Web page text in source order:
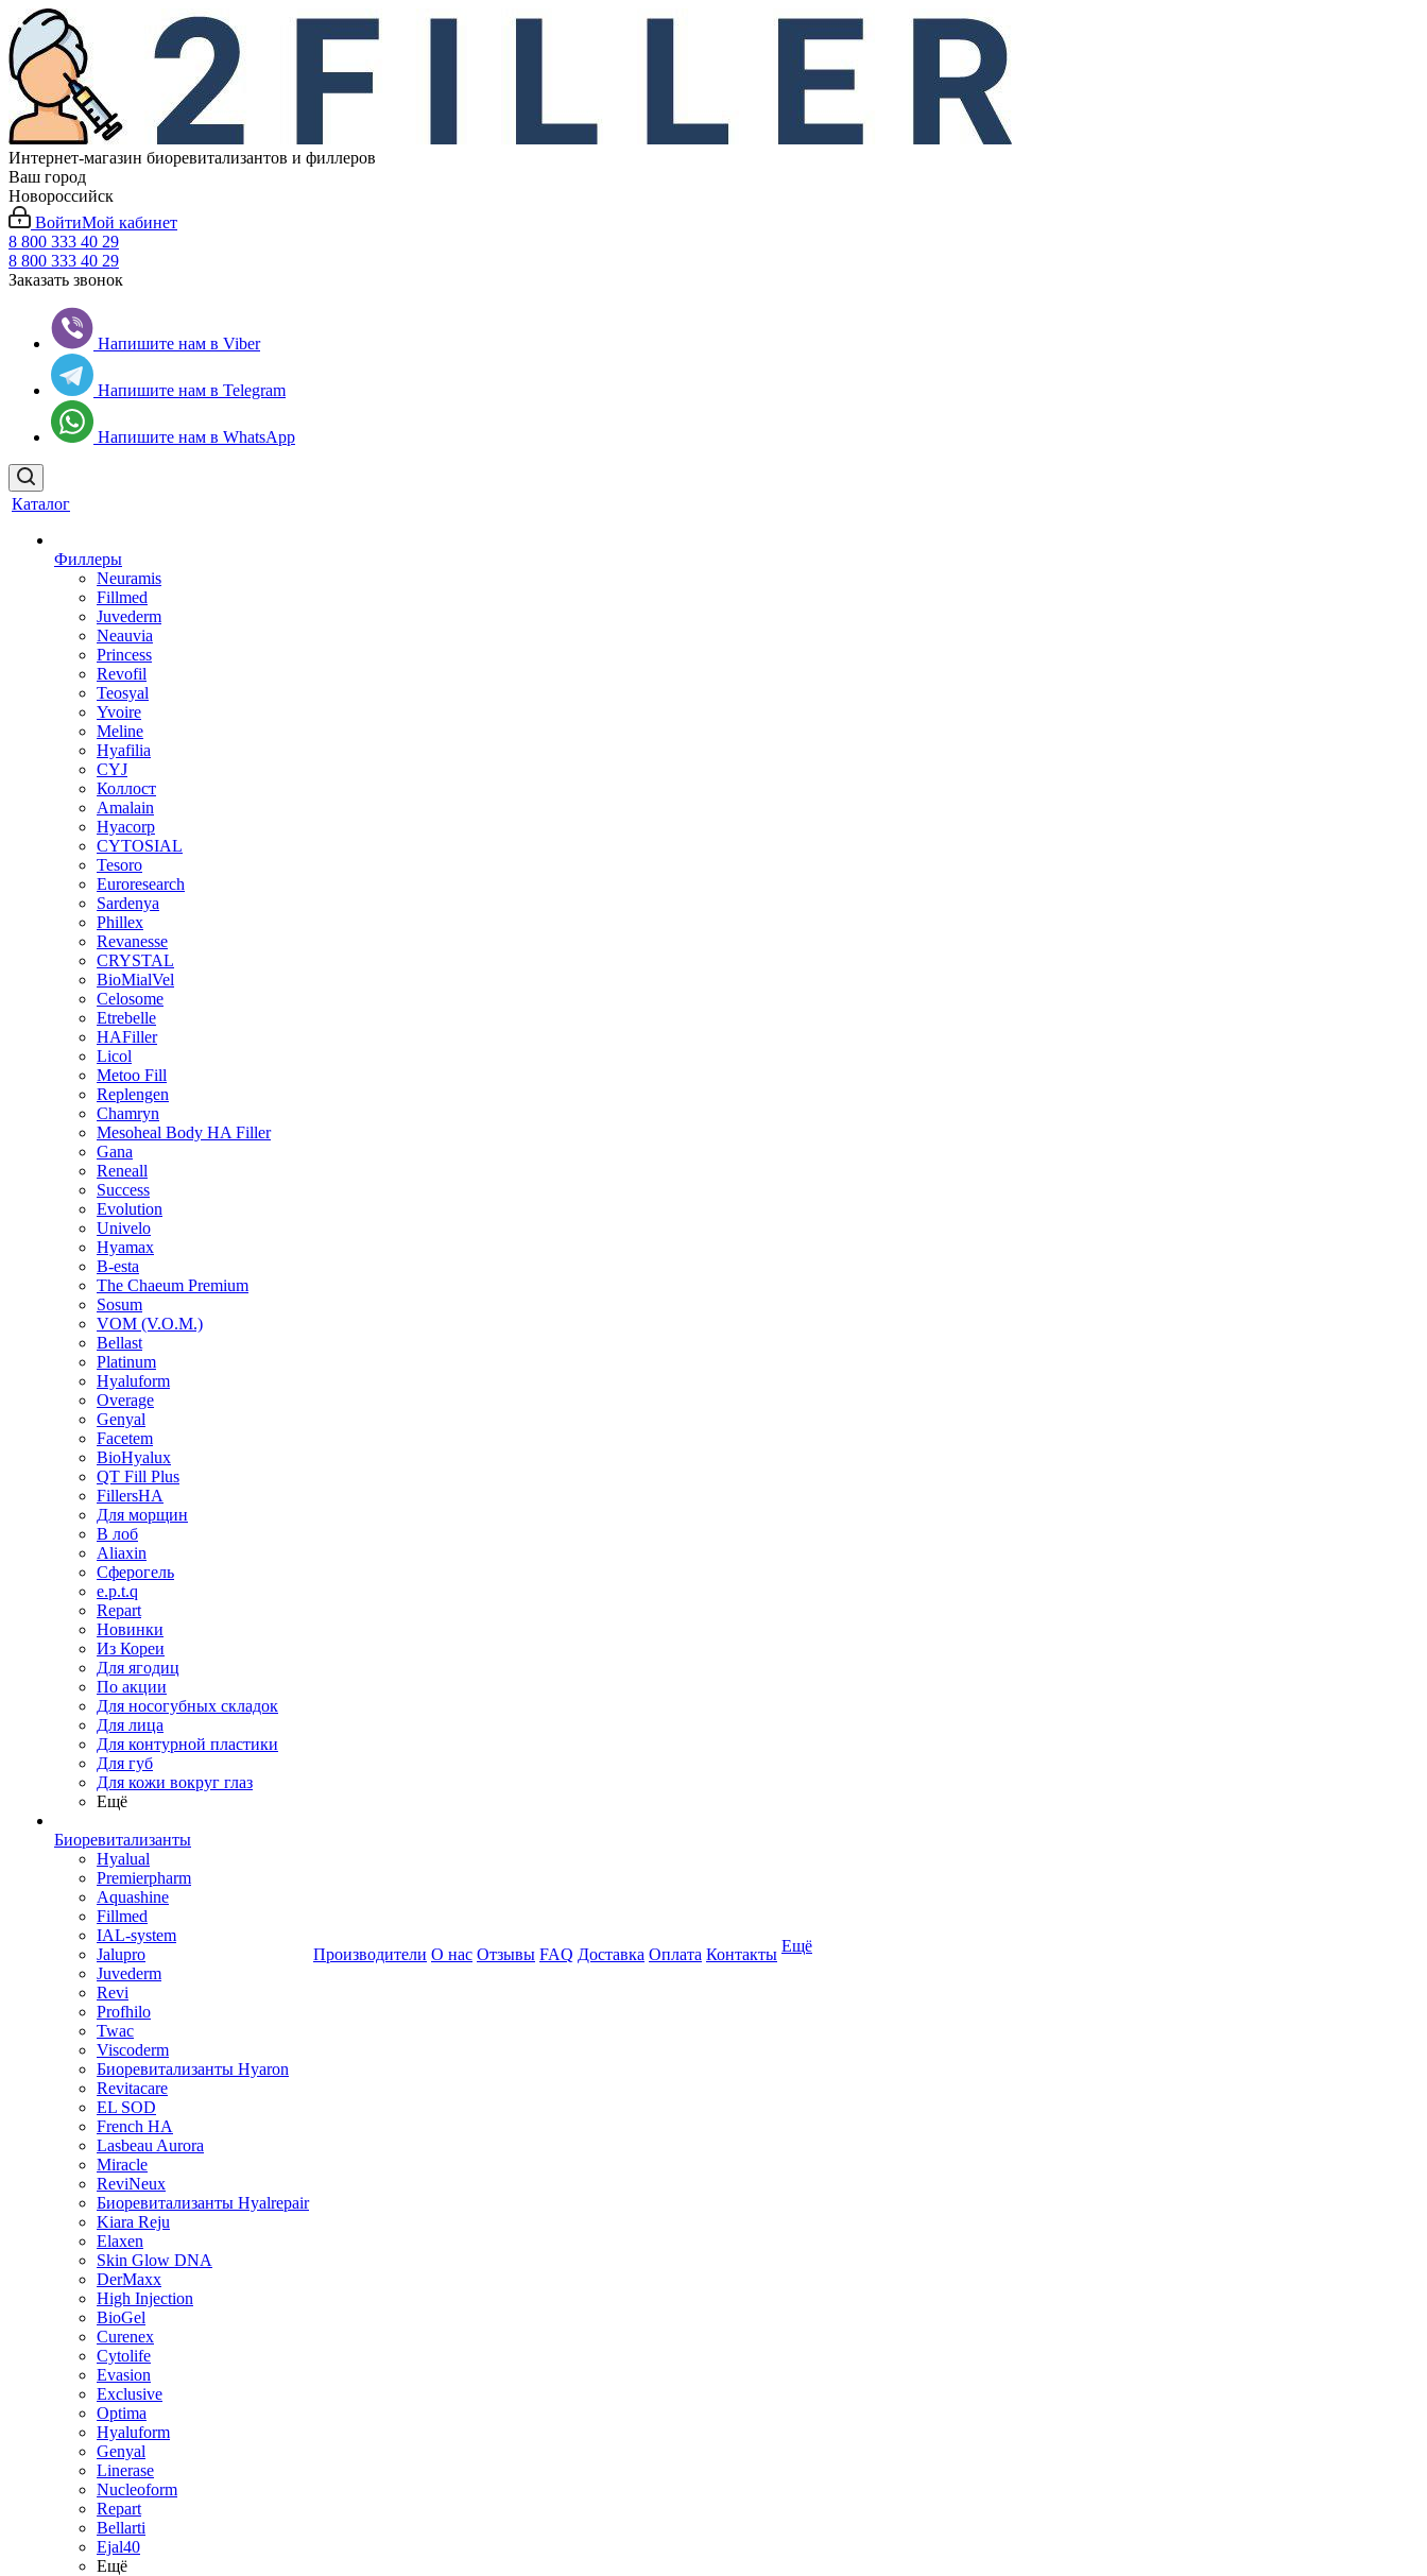
Интернет-магазин биоревитализантов и филлеров
Ваш город
Новороссийск
ВойтиМой кабинет
8 800 333 40 29
8 800 333 40 29
Заказать звонок
Напишите нам в Viber
Напишите нам в Telegram
Напишите нам в WhatsApp
Каталог
Филлеры
Neuramis
Fillmed
Juvederm
Neauvia
Princess
Revofil
Teosyal
Yvoire
Meline
Hyafilia
CYJ
Коллост
Amalain
Hyacorp
CYTOSIAL
Tesoro
Euroresearch
Sardenya
Phillex
Revanesse
CRYSTAL
BioMialVel
Celosome
Etrebelle
HAFiller
Licol
Metoo Fill
Replengen
Chamryn
Mesoheal Body HA Filler
Gana
Reneall
Success
Evolution
Univelo
Hyamax
B-esta
The Chaeum Premium
Sosum
VOM (V.O.M.)
Bellast
Platinum
Hyaluform
Overage
Genyal
Facetem
BioHyalux
QT Fill Plus
FillersHA
Для морщин
В лоб
Aliaxin
Сферогель
e.p.t.q
Repart
Новинки
Из Кореи
Для ягодиц
По акции
Для носогубных складок
Для лица
Для контурной пластики
Для губ
Для кожи вокруг глаз
Ещё
Биоревитализанты
Hyalual
Premierpharm
Aquashine
Fillmed
IAL-system
Jalupro
Juvederm
Revi
Profhilo
Twac
Viscoderm
Биоревитализанты Hyaron
Revitacare
EL SOD
French HA
Lasbeau Aurora
Miracle
ReviNeux
Биоревитализанты Hyalrepair
Kiara Reju
Elaxen
Skin Glow DNA
DerMaxx
High Injection
BioGel
Curenex
Cytolife
Evasion
Exclusive
Optima
Hyaluform
Genyal
Linerase
Nucleoform
Repart
Bellarti
Ejal40
Ещё
Производители О нас Отзывы FAQ Доставка Оплата Контакты Ещё